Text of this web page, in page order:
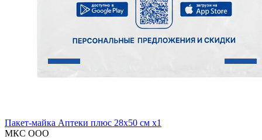
Пакет-майка Аптеки плюс 28х50 см x1
МКС ООО